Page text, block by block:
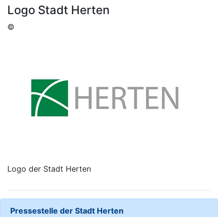
Logo Stadt Herten
©
Logo der Stadt Herten
Pressestelle der Stadt Herten